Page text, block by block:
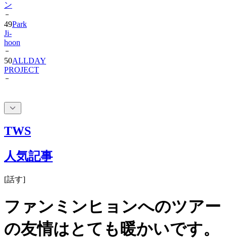
ン
49Park
Ji-
hoon
50ALLDAY
PROJECT
TWS
人気記事
[話す]
ファンミンヒョンへのツアー
の友情はとても暖かいです。